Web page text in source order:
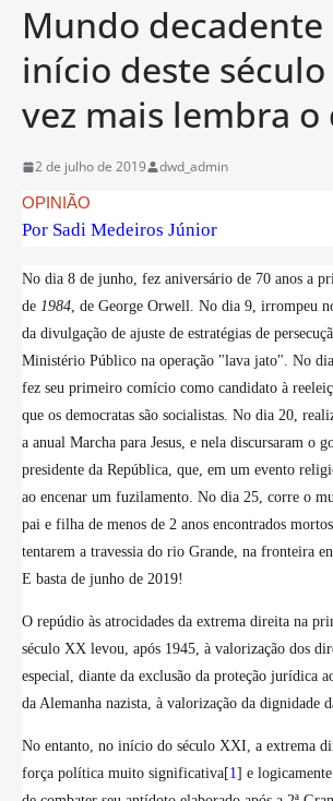
Mundo decadente
início deste século
vez mais lembra o
2 de julho de 2019
dwd_admin
OPINIÃO
Por Sadi Medeiros Júnior
No dia 8 de junho, fez aniversário de 70 anos a
de 1984 , de George Orwell. No dia 9, irrompeu
da divulgação de ajuste de estratégias de
Ministério Público na operação "lava jato". No
fez seu primeiro comício como candidato à
que os democratas são socialistas. No dia 20,
a anual Marcha para Jesus, e nela discursaram o
presidente da República, que, em um evento
ao encenar um fuzilamento. No dia 25, corre o
pai e filha de menos de 2 anos encontrados
tentarem a travessia do rio Grande, na fronteira
E basta de junho de 2019!
O repúdio às atrocidades da extrema direita na
século XX levou, após 1945, à valorização dos
especial, diante da exclusão da proteção jurídica
da Alemanha nazista, à valorização da dignidade
No entanto, no início do século XXI, a extrema
força política muito significativa[1 ] e